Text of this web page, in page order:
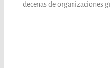
decenas de organizaciones